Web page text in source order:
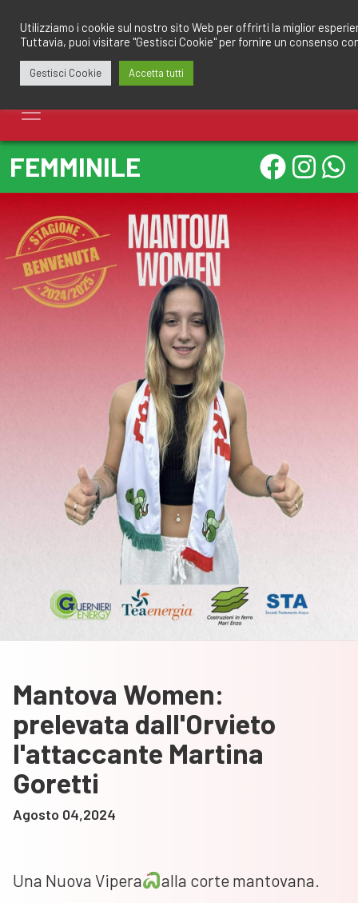
contenuto
FEMMINILE
Mantova Women:
prelevata dall'Orvieto
l'attaccante Martina
Goretti
Agosto 04,2024
Una Nuova Vipera
alla corte mantovana.
Utilizziamo i cookie sul nostro sito Web per offrirti la miglior
Tuttavia, puoi visitare "Gestisci Cookie" per fornire un consenso
Gestisci Cookie Accetta tutti